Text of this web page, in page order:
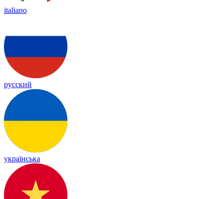
italiano
русский
українська